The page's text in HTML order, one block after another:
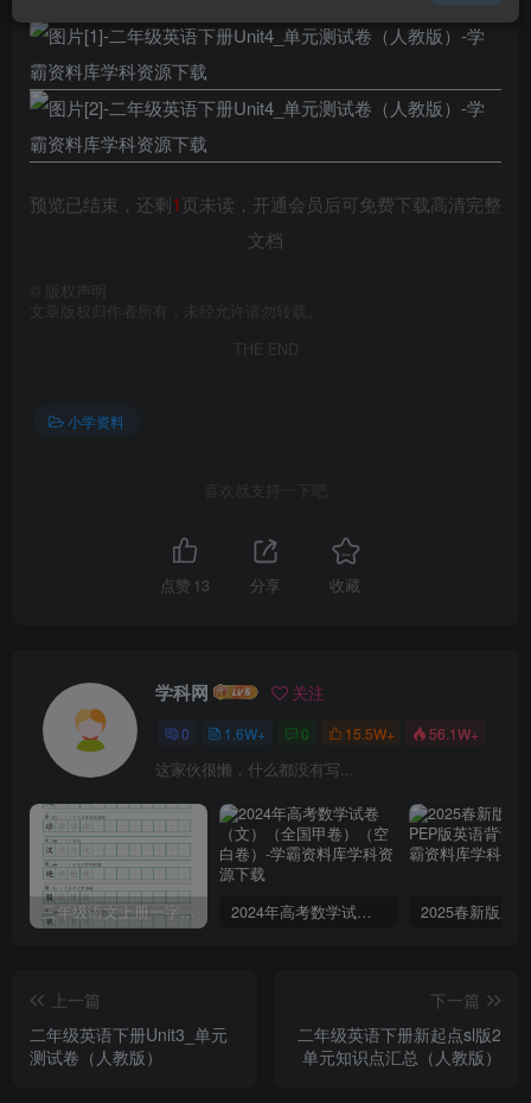
预览已结束，还剩1 页未读，开通会员后可免费下载高清完整
文档
版权声明
文章版权归作者所有，未经允许请勿转载。
THE END
小学资料
喜欢就支持一下吧
点赞 13 分享 收藏
学科网 关注
0 1.6W+ 0 15.5W+ 56.1W+
这家伙很懒，什么都没有写...
三年级语文上册一字三描红写字表字帖 2024年高考数学试卷（文）（全国甲卷）（空白卷）
上一篇
二年级英语下册Unit3_单元
测试卷（人教版）
下一篇
二年级英语下册新起点sl版2
单元知识点汇总（人教版）